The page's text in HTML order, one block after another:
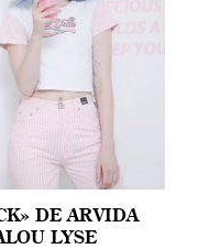
DE ARVIDA
LYSE